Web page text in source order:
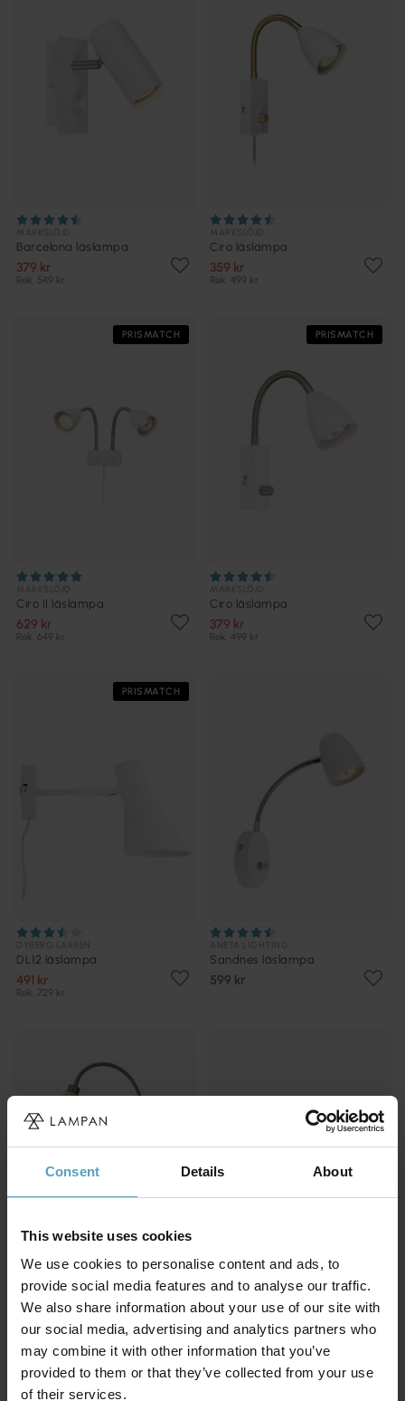
Consent Details About
This website uses cookies
We use cookies to personalise content and ads, to
provide social media features and to analyse our traffic.
We also share information about your use of our site with
our social media, advertising and analytics partners who
may combine it with other information that you’ve
provided to them or that they’ve collected from your use
of their services.
Barcelona läslampa
379 kr
Rek. 549 kr
Ciro läslampa
359 kr
Rek. 499 kr
PRISMATCH
Ciro II läslampa
629 kr
Rek. 649 kr
PRISMATCH
Ciro läslampa
379 kr
Rek. 499 kr
PRISMATCH
DL12 läslampa
491 kr
Rek. 729 kr
Sandnes läslampa
599 kr
ANETA LIGHTING
Eketorp läslampa
1 119 kr
ARMATURHANTVERK
Tanum läslampa
1 119 kr